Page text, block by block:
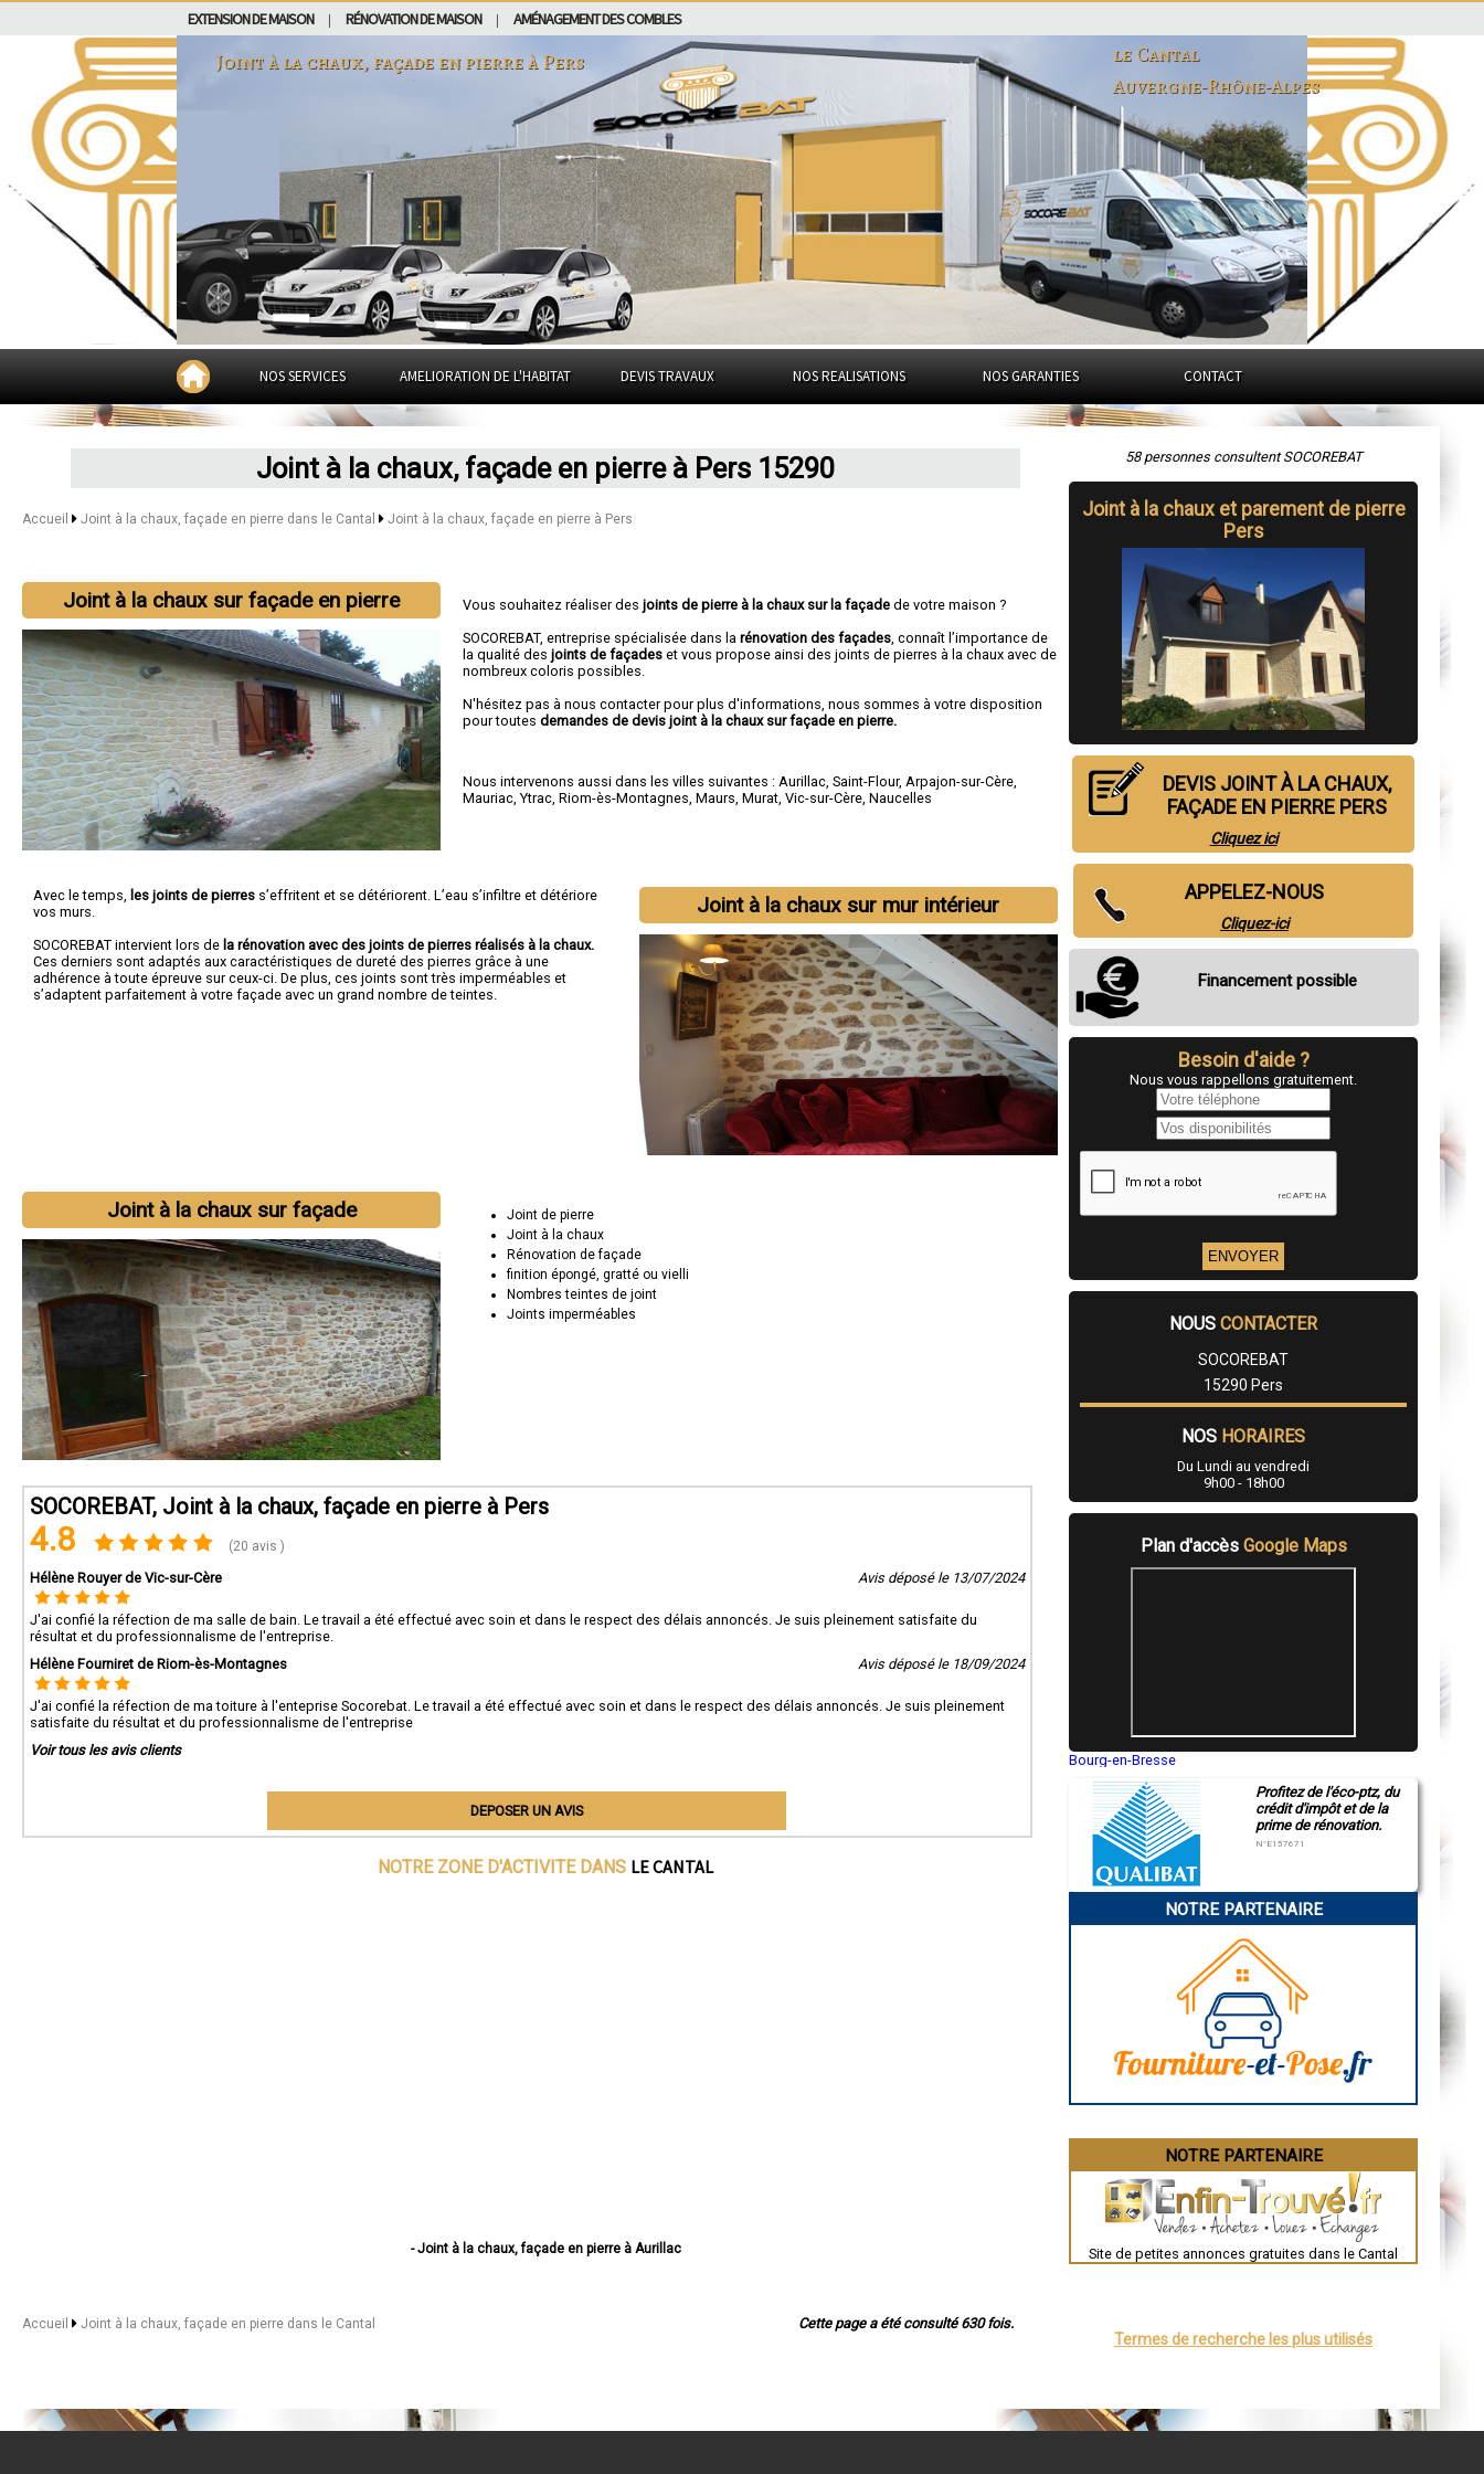
EXTENSION DE MAISON RÉNOVATION DE MAISON AMÉNAGEMENT DES COMBLES
Joint à la chaux, façade en pierre àPers
le Cantal
Auvergne-Rhône-Alpes
NOS SERVICES AMELIORATION DE L'HABITAT DEVIS TRAVAUX NOS REALISATIONS NOS GARANTIES CONTACT
Joint à la chaux, façade en pierre à Pers 15290
Accueil Joint à la chaux, façade en pierre dans le Cantal Joint à la chaux, façade en pierre à Pers
Joint à la chaux sur façade en pierre Vous souhaitez réaliser desjoints de pierre à la chaux sur la façade de votre maison ?
SOCOREBAT, entreprise spécialisée dans larénovation des façades , connaît l’importance de
la qualité desjoints de façades et vous propose ainsi des joints de pierres à la chaux avec de
nombreux coloris possibles.
N'hésitez pas à nous contacter pour plus d'informations, nous sommes à votre disposition
pour toutesdemandes de devis joint à la chaux sur façade en pierre.
Nous intervenons aussi dans les villes suivantes :Aurillac,Saint-Flour,Arpajon-sur-Cère,
Mauriac,Ytrac,Riom-ès-Montagnes,Maurs,Murat,Vic-sur-Cère,Naucelles
Joint à la chaux sur mur intérieur
Avec le temps, les joints de pierres s’effritent et se détériorent. L’eau s’infiltre et détériore
vos murs.
SOCOREBAT intervient lors de la rénovation avec des joints de pierres réalisés à la chaux.
Ces derniers sont adaptés aux caractéristiques de dureté des pierres grâce à une
adhérence à toute épreuve sur ceux-ci. De plus, ces joints sont très imperméables et
s’adaptent parfaitement à votre façade avec un grand nombre de teintes.
Joint à la chaux sur façade
Joint de pierre
Joint à la chaux
Rénovation de façade
finition épongé, gratté ou vielli
Nombres teintes de joint
Joints imperméables
SOCOREBAT, Joint à la chaux, façade en pierre à Pers
4.8 (20 avis )
Hélène Rouyer de Vic-sur-Cère Avis déposé le 13/07/2024
J'ai confié la réfection de ma salle de bain. Le travail a été effectué avec soin et dans le respect des délais annoncés. Je suis pleinement satisfaite du
résultat et du professionnalisme de l'entreprise.
Hélène Fourniret de Riom-ès-Montagnes
Avis déposé le 18/09/2024
J'ai confié la réfection de ma toiture à l'enteprise Socorebat. Le travail a été effectué avec soin et dans le respect des délais annoncés. Je suis pleinement
satisfaite du résultat et du professionnalisme de l'entreprise
Voir tous les avis clients
DEPOSER UN AVIS
NOTRE ZONE D'ACTIVITE DANS LE CANTAL
- Joint à la chaux, façade en pierre à Aurillac
- Joint à la chaux, façade en pierre à Vic-sur-Cère
- Joint à la chaux, façade en pierre à Naucelles
Cette page a été consulté 630 fois.
Accueil Joint à la chaux, façade en pierre dans le Cantal
58 personnes consultent SOCOREBAT
Joint à la chaux et parement de pierre
Pers
DEVIS JOINT À LA CHAUX,
FAÇADE EN PIERRE PERS
Cliquez ici
APPELEZ-NOUS
Cliquez-ici
Financement possible
Besoin d'aide ?
Nous vous rappellons gratuitement.
NOUS CONTACTER
SOCOREBAT
15290 Pers
NOS HORAIRES
Du Lundi au vendredi
9h00 - 18h00
Plan d'accès Google Maps
Bourg-en-Bresse
Montluçon
Manosque
Gap
Charleville-Mézières
Pamiers
Narbonne
Brive-la-Gaillarde
Guéret
Besançon
Évreux
Chartres
Nîmes
Auch
Blois
Saint-Étienne
Profitez de l'éco-ptz, du
crédit d'impôt et de la
prime de rénovation.
N°E157671
NOTRE PARTENAIRE
NOTRE PARTENAIRE
Site de petites annonces gratuites dans le Cantal
Termes de recherche les plus utilisés